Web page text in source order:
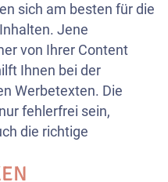
sich am besten für die
Jene
von Ihrer Content
Ihnen bei der
Werbetexten. Die
fehlerfrei sein,
die richtige